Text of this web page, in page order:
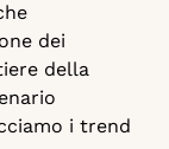
dei
della
i trend